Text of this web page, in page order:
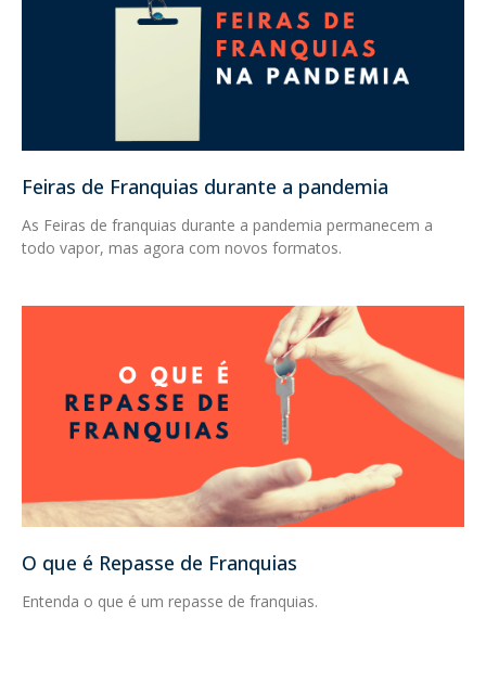
Feiras de Franquias durante a pandemia
As Feiras de franquias durante a pandemia permanecem a
todo vapor, mas agora com novos formatos.
O que é Repasse de Franquias
Entenda o que é um repasse de franquias.